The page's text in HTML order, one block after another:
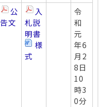
公
告文
入
札説
明書
様
式
令
和
元
年6
月2
8日
10
時3
0分